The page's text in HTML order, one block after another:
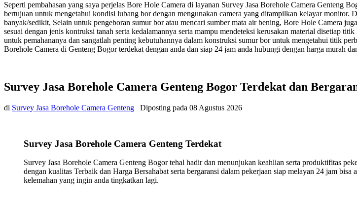
Seperti pembahasan yang saya perjelas Bore Hole Camera di layanan Survey Jasa Borehole Camera Genteng
bertujuan untuk mengetahui kondisi lubang bor dengan mengunakan camera yang ditampilkan kelayar monitor.
banyak/sedikit, Selain untuk pengeboran sumur bor atau mencari sumber mata air bening, Bore Hole Camera
sesuai dengan jenis kontruksi tanah serta kedalamannya serta mampu mendeteksi kerusakan material disetiap
untuk pemahananya dan sangatlah penting kebutuhannya dalam konstruksi sumur bor untuk mengetahui titik
Borehole Camera di Genteng Bogor terdekat dengan anda dan siap 24 jam anda hubungi dengan harga murah
Survey Jasa Borehole Camera Genteng Bogor Terdekat dan
di Survey Jasa Borehole Camera Genteng Diposting pada 08 Agustus 2026
Survey Jasa Borehole Camera Genteng Terdekat
Survey Jasa Borehole Camera Genteng Bogor tehal hadir dan menunjukan keahlian serta produktifitas
dengan kualitas Terbaik dan Harga Bersahabat serta bergaransi dalam pekerjaan siap melayan 24 jam
kelemahan yang ingin anda tingkatkan lagi.